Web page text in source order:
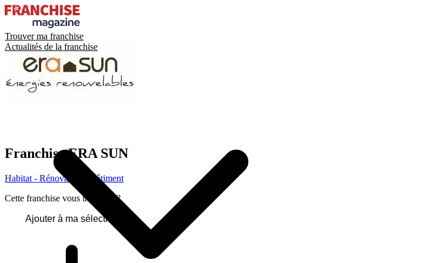
Trouver ma franchise
Actualités de la franchise
Franchise ERA SUN
Habitat - Rénovation - Bâtiment
Cette franchise vous intéresse ?
Ajouter à ma sélection